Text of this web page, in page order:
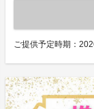
ご提供予定時期：